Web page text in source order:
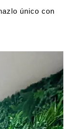
único con